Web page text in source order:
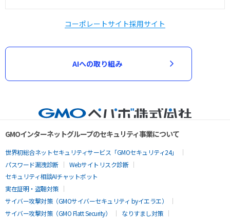
コーポレートサイト採用サイト
AIへの取り組み
GMOインターネットグループのセキュリティ事業について
世界初総合ネットセキュリティサービス「GMOセキュリティ24」
パスワード漏洩診断
Webサイトリスク診断
セキュリティ相談AIチャットボット
実在証明・盗聴対策
サイバー攻撃対策（GMOサイバーセキュリティ byイエラエ）
サイバー攻撃対策（GMO Flatt Security）
なりすまし対策